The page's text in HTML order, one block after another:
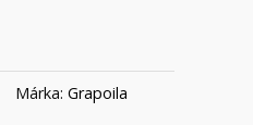
Márka: Grapoila